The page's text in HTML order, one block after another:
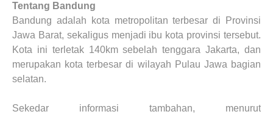
Tentang Bandung
Bandung adalah kota metropolitan terbesar di Provinsi
Jawa Barat, sekaligus menjadi ibu kota provinsi tersebut.
Kota ini terletak 140km sebelah tenggara Jakarta, dan
merupakan kota terbesar di wilayah Pulau Jawa bagian
selatan.
Sekedar informasi tambahan, menurut